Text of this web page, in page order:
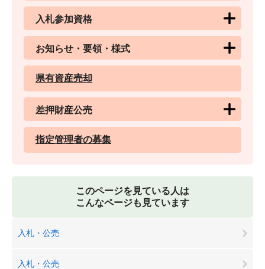
入札参加資格
お知らせ・要領・様式
県有資産売却
差押財産公売
指定管理者の募集
このページを見ている人は
こんなページも見ています
入札・公売
入札・公売